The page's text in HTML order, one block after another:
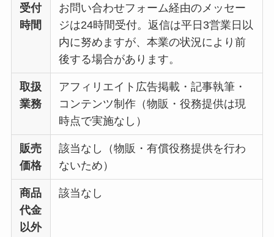
受付
時間
お問い合わせフォーム経由のメッセー
ジは24時間受付。返信は平日3営業日以
内に努めますが、本業の状況により前
後する場合があります。
取扱
業務
アフィリエイト広告掲載・記事執筆・
コンテンツ制作（物販・役務提供は現
時点で実施なし）
販売
価格
該当なし（物販・有償役務提供を行わ
ないため）
商品
代金
以外
該当なし